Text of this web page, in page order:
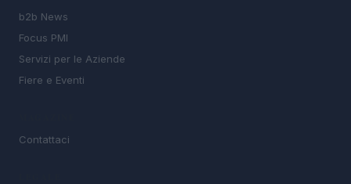
b2b News
Focus PMI
Servizi per le Aziende
Fiere e Eventi
Contattaci